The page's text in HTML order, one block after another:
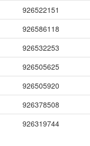
926522151
926586118
926532253
926505625
926505920
926378508
926319744